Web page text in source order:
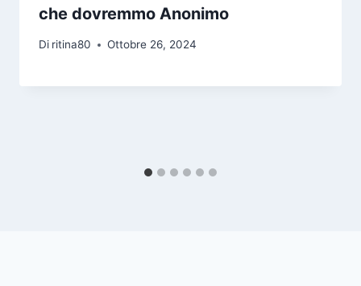
che dovremmo Anonimo
Di ritina80 Ottobre 26, 2024